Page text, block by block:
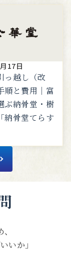
17日
っ越し（改
順と費用｜富
ぶ納骨堂・樹
納骨堂てらす
いか」